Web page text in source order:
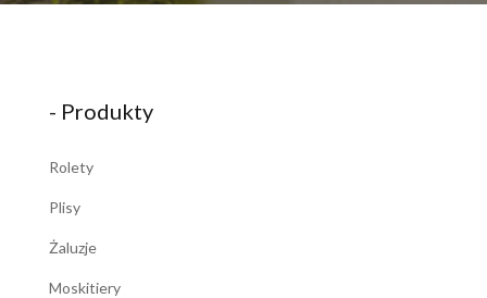
- Produkty
Rolety
Plisy
Żaluzje
Moskitiery